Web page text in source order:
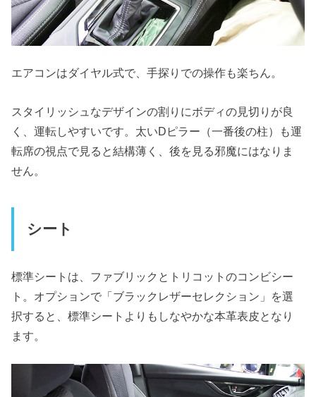
エアコンはダイヤル式で、手探りでの操作も楽ちん。
スタイリッシュなデザインの割りにボディの見切りが良
く、運転しやすいです。太いDピラー（一番後の柱）も運
転席の視点で見ると結構薄く、後を見る邪魔にはなりま
せん。
シート
標準シートは、ファブリックとトリコットのコンビシー
ト。オプションで「ブラックレザーセレクション」を選
択すると、標準シートよりもしなやかな本革表皮となり
ます。